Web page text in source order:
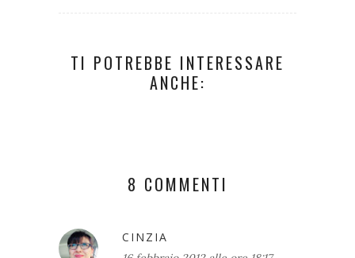
TI POTREBBE INTERESSARE
ANCHE:
8 COMMENTI
CINZIA